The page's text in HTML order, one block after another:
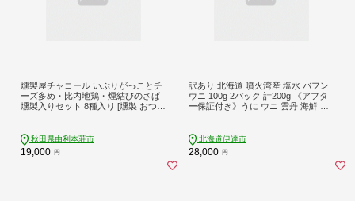
燻製屋チャコール いぶりがっことチ
ーズ多め・比内地鶏・煙結びのさば
燻製入りセット 8種入り [燻製 おつま
屋チャコール 秋田県 由利本荘市]
秋田県由利本荘市
19,000 円
訳あり 北海道 噴火湾産 塩水 バフン
ウニ 100g 2パック 計200g 《アフタ
ー保証付き》うに ウニ 雲丹 海鮮 海
料無料【55250812】
北海道伊達市
28,000 円